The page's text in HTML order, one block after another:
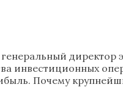
инвестиционных
Почему